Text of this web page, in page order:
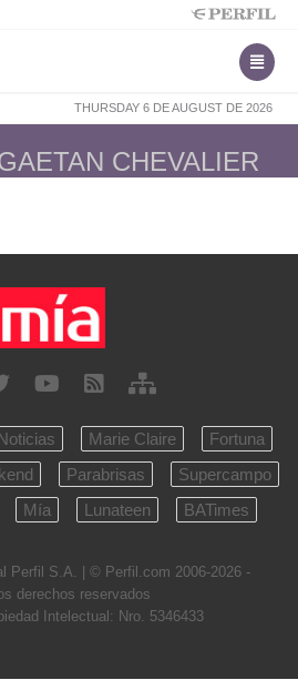
THURSDAY 6 DE AUGUST DE 2026
CHEVALIER
Noticias Marie Claire
Fortuna
Parabrisas
Supercampo
Mía Lunateen BATimes
Perfil S.A. | © Perfil.com 2006-2026 -
derechos reservados
Intelectual: Nro. 5346433